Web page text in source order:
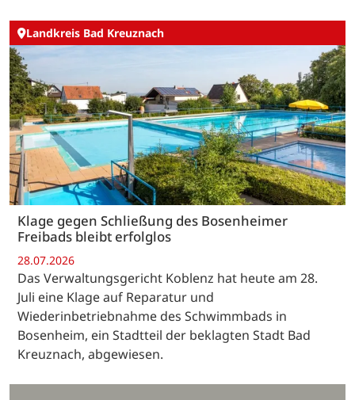
Landkreis Bad Kreuznach
Klage gegen Schließung des Bosenheimer
Freibads bleibt erfolglos
28.07.2026
Das Verwaltungsgericht Koblenz hat heute am 28.
Juli eine Klage auf Reparatur und
Wiederinbetriebnahme des Schwimmbads in
Bosenheim, ein Stadtteil der beklagten Stadt Bad
Kreuznach, abgewiesen.